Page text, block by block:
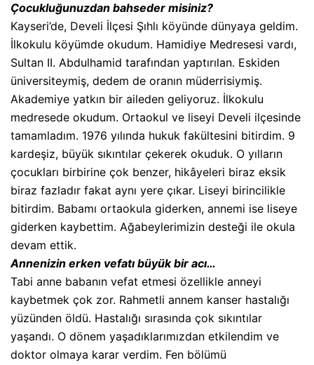
Çocukluğunuzdan bahseder misiniz?
Kayseri’de, Develi İlçesi Şıhlı köyünde dünyaya geldim.
İlkokulu köyümde okudum. Hamidiye Medresesi vardı,
Sultan II. Abdulhamid tarafından yaptırılan. Eskiden
üniversiteymiş, dedem de oranın müderrisiymiş.
Akademiye yatkın bir aileden geliyoruz. İlkokulu
medresede okudum. Ortaokul ve liseyi Develi ilçesinde
tamamladım. 1976 yılında hukuk fakültesini bitirdim. 9
kardeşiz, büyük sıkıntılar çekerek okuduk. O yılların
çocukları birbirine çok benzer, hikâyeleri biraz eksik
biraz fazladır fakat aynı yere çıkar. Liseyi birincilikle
bitirdim. Babamı ortaokula giderken, annemi ise liseye
giderken kaybettim. Ağabeylerimizin desteği ile okula
devam ettik.
Annenizin erken vefatı büyük bir acı…
Tabi anne babanın vefat etmesi özellikle anneyi
kaybetmek çok zor. Rahmetli annem kanser hastalığı
yüzünden öldü. Hastalığı sırasında çok sıkıntılar
yaşandı. O dönem yaşadıklarımızdan etkilendim ve
doktor olmaya karar verdim. Fen bölümü